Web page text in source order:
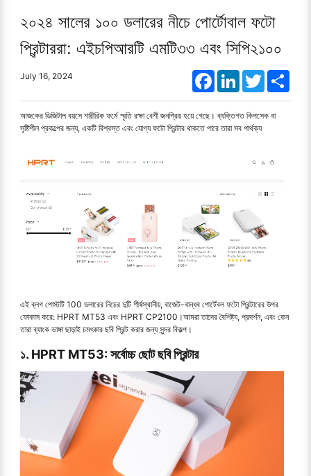
২০২৪ সালের ১০০ ডলারের নীচে পোর্টোবাল ফটো
প্রিন্টাররা: এইচপিআরটি এমটি৩৩ এবং সিপি২১০০
July 16, 2024 FacebookLinkedInTwitter
আজকের ডিজিটাল বয়সে শারীরিক ফর্মে স্মৃতি রক্ষা বেশী জনপ্রিয় হয়ে গেছে। ব্যক্তিগত কিপসেক বা
সৃষ্টিশীল প্রকল্পের জন্য, একটি বিশ্বস্ত এবং যোগ্য ফটো প্রিন্টার থাকতে পারে তারা সব পার্থক্য
এই ব্লগ পোস্টটি 100 ডলারের নিচের দুটি শীর্ষস্থানীয়, বাজেট-বান্ধব পোর্টেবল ফটো প্রিন্টারের উপর
ফোকাস করে: HPRT MT53 এবং HPRT CP2100।আমরা তাদের বৈশিষ্ট্য, প্রদর্শন, এবং কেন
তারা ব্যাংক ভাঙ্গা ছাড়াই চমৎকার ছবি প্রিন্ট করার জন্য সুন্দর বিকল্প।
১. HPRT MT53: সর্বোচ্চ ছোট ছবি প্রিন্টার